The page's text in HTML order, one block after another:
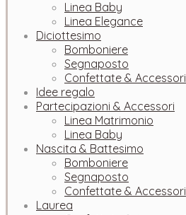
Linea Baby
Linea Elegance
Diciottesimo
Bomboniere
Segnaposto
Confettate & Accessori
Idee regalo
Partecipazioni & Accessori
Linea Matrimonio
Linea Baby
Nascita & Battesimo
Bomboniere
Segnaposto
Confettate & Accessori
Laurea